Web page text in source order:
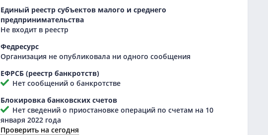
Единый реестр субъектов малого и среднего
предпринимательства
Не входит в реестр
Федресурс
Организация не опубликовала ни одного сообщения
ЕФРСБ (реестр банкротств)
Нет сообщений о банкротстве
Блокировка банковских счетов
Нет сведений о приостановке операций по счетам на 10
января 2022 года
Проверить на сегодня